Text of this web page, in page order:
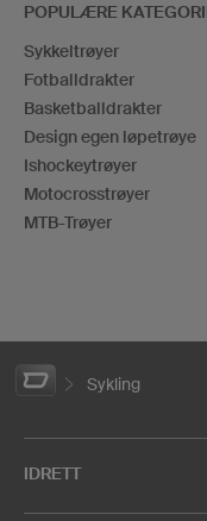
POPULÆRE
Sykkeltrøyer
Fotballdrakter
Basketballdrakter
Design egen løpetrøye
Ishockeytrøyer
Motocrosstrøyer
MTB-Trøyer
Sykling
IDRETT